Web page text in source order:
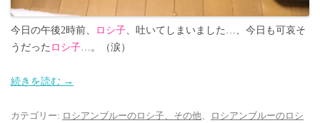
今日の午後2時前、 ロシ子、吐いてしまいました…、今日も可哀そ
うだった ロシ子…。（涙）
続きを読む →
カテゴリー: ロシアンブルーのロシ子、その他、
ロシアンブルーのロシ